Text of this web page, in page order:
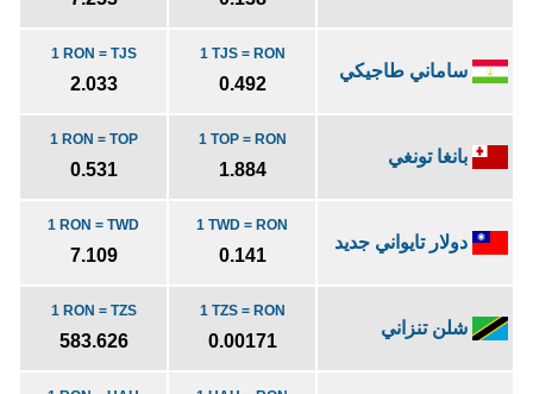
ساماني طاجيكي
1 TJS = RON
0.492
1 RON = TJS
2.033
بانغا تونغي
1 TOP = RON
1.884
1 RON = TOP
0.531
دولار تايواني جديد
1 TWD = RON
0.141
1 RON = TWD
7.109
شلن تنزاني
1 TZS = RON
0.00171
1 RON = TZS
583.626